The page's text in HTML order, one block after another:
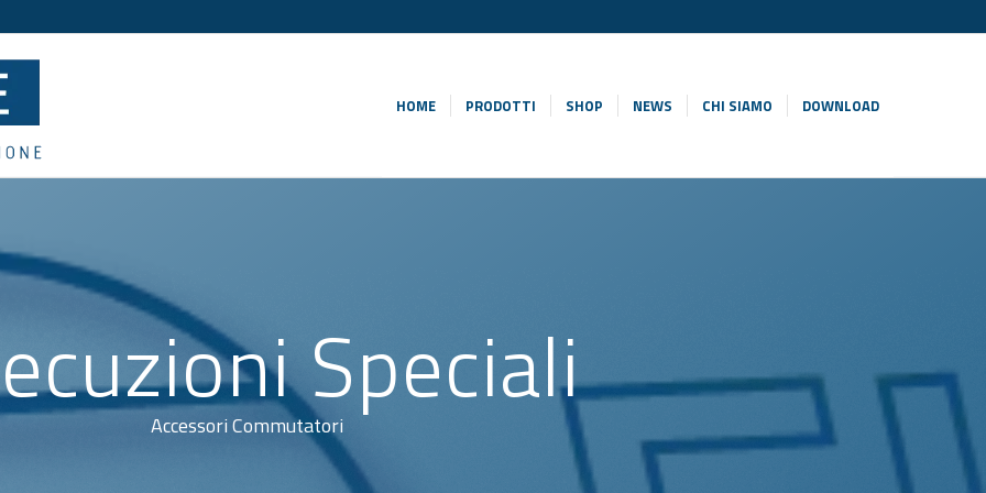
HOME PRODOTTI SHOP NEWS CHI SIAMO DOWNLOAD
Speciali
Accessori Commutatori